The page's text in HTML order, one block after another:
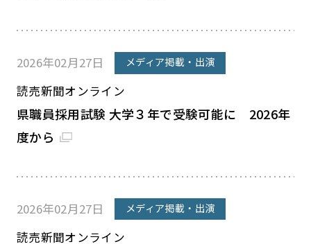
2026年02月27日 メディア掲載・出演
読売新聞オンライン
県職員採用試験 大学３年で受験可能に 2026年
度から
2026年02月27日 メディア掲載・出演
読売新聞オンライン